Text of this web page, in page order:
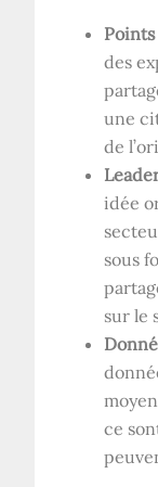
Points
des
une
de
idée
sous
sur le
ce